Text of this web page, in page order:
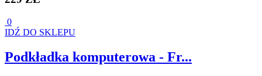
0
IDŹ DO SKLEPU
Podkładka komputerowa - Fr...